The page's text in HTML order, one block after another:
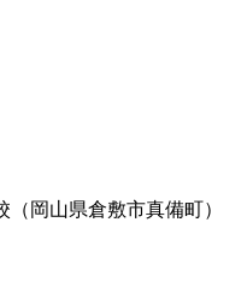
岡山県倉敷市真備町）